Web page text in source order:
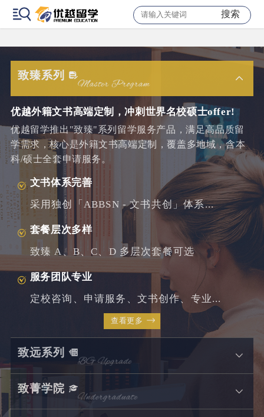
搜索
产品与服务体系
致臻系列
优越外籍文书高端定制，冲刺世界名校硕士offer!
优越留学推出"致臻"系列留学服务产品，满足高品质留
学需求，核心是外籍文书高端定制，覆盖多地域，含本
科/硕士全套申请服务。
文书体系完善
采用独创「ABBSN - 文书共创」体系...
套餐层次多样
致臻 A、B、C、D 多层次套餐可选
服务团队专业
定校咨询、申请服务、文书创作、专业...
查看更多
致远系列
致菁学院